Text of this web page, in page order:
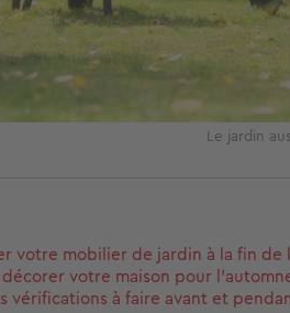
Le jardin
votre mobilier de jardin à la fin de
votre maison pour
vérifications à faire avant et